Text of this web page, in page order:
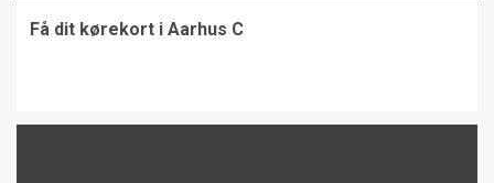
Få dit kørekort i Aarhus C